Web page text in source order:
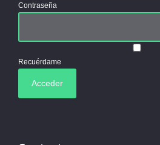
Contraseña
Recuérdame